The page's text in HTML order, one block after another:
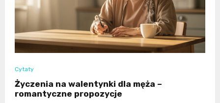
Cytaty
Życzenia na walentynki dla męża –
romantyczne propozycje